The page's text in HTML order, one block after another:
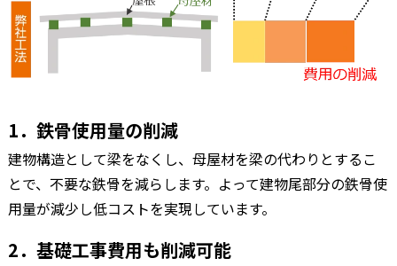
1．鉄骨使用量の削減
建物構造として梁をなくし、母屋材を梁の代わりとするこ
とで、不要な鉄骨を減らします。よって建物尾部分の鉄骨使
用量が減少し低コストを実現しています。
2．基礎工事費用も削減可能